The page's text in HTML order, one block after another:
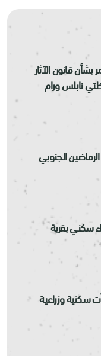
قانون الآثار
في محافظتي نابلس ورام
الجنوبي
بوقف العمل والبناء في 12 بناء سكني بقرية
سكنية وزراعية